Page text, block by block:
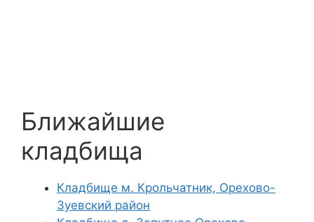
Ближайшие
кладбища
Кладбище м. Крольчатник, Орехово-
Зуевский район